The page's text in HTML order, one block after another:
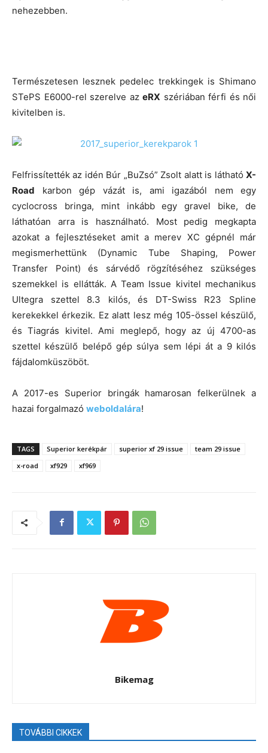
nehezebben.
Természetesen lesznek pedelec trekkingek is Shimano
STePS E6000-rel szerelve az eRX szériában férfi és női
kivitelben is.
Felfrissítették az idén Búr „BuZsó” Zsolt alatt is látható X-
Road karbon gép vázát is, ami igazából nem egy
cyclocross bringa, mint inkább egy gravel bike, de
láthatóan arra is használható. Most pedig megkapta
azokat a fejlesztéseket amit a merev XC gépnél már
megismerhettünk (Dynamic Tube Shaping, Power
Transfer Point) és sárvédő rögzítéséhez szükséges
szemekkel is ellátták. A Team Issue kivitel mechanikus
Ultegra szettel 8.3 kilós, és DT-Swiss R23 Spline
kerekekkel érkezik. Ez alatt lesz még 105-össel készülő,
és Tiagrás kivitel. Ami meglepő, hogy az új 4700-as
szettel készülő belépő gép súlya sem lépi át a 9 kilós
fájdalomküszöböt.
A 2017-es Superior bringák hamarosan felkerülnek a
hazai forgalmazó weboldalára!
TAGS Superior kerékpár superior xf 29 issue
team 29 issue
x-road
xf929 xf969
Bikemag
TOVÁBBI CIKKEK